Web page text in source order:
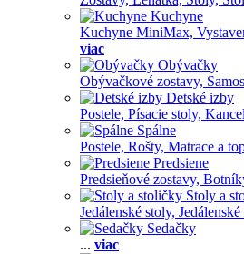
Kuchyne
Kuchyne MiniMax,
viac
Obývačky
Obývačkové zostavy,
Detské izby
Postele, Písacie stoly,
Spálne
Postele, Rošty, Matrace a
Predsiene
Predsieňové zostavy,
Stoly a
Jedálenské stoly,
Sedačky
... viac